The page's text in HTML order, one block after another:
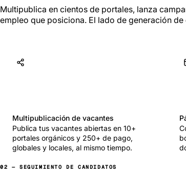
Multipublica en cientos de portales, lanza
empleo que posiciona. El lado de generación
Multipublicación de vacantes
Publica tus vacantes abiertas en 10+
portales orgánicos y 250+ de pago,
globales y locales, al mismo tiempo.
02 — SEGUIMIENTO DE CANDIDATOS